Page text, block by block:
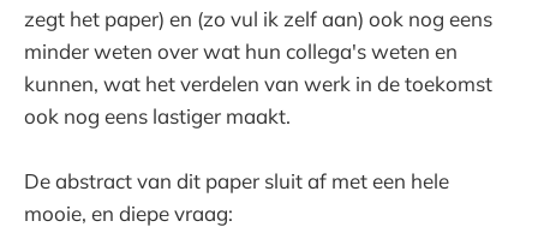
zegt het paper) en (zo vul ik zelf aan) ook nog eens
minder weten over wat hun collega's weten en
kunnen, wat het verdelen van werk in de toekomst
ook nog eens lastiger maakt.
De abstract van dit paper sluit af met een hele
mooie, en diepe vraag: